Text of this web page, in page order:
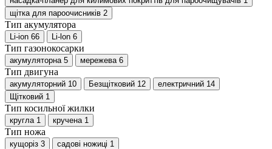
щітка для пароочисників 2
Тип акумулятора
Li-ion 66 Li-lon 6
Тип газонокосарки
акумуляторна 5 мережева 6
Тип двигуна
акумуляторний 10 Безщітковий 12 електричний 14
Щітковий 1
Тип косильної жилки
кругла 1 кручена 1
Тип ножа
кущоріз 3 садові ножиці 1